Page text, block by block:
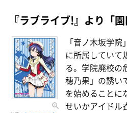
『ラブライブ!』より「園
「音ノ木坂学
に所属していて
る。学院廃校の
穂乃果」の誘い
を始めることに
せいかアイドル